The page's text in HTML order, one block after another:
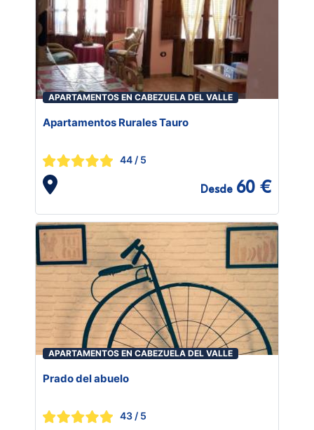
APARTAMENTOS EN CABEZUELA DEL VALLE
Apartamentos Rurales Tauro
44 / 5
Desde 60 €
APARTAMENTOS EN CABEZUELA DEL VALLE
Prado del abuelo
43 / 5